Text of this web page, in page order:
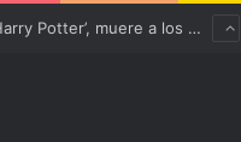
del tendón rotuliano